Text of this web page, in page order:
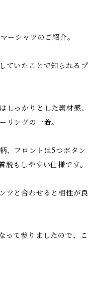
ーシャツのご紹介。
ていたことで知られるプ
しっかりとした素材感、
リングの一着。
、フロントは5つボタン
脱もしやすい仕様です。
ツと合わせると相性が良
って参りましたので、こ